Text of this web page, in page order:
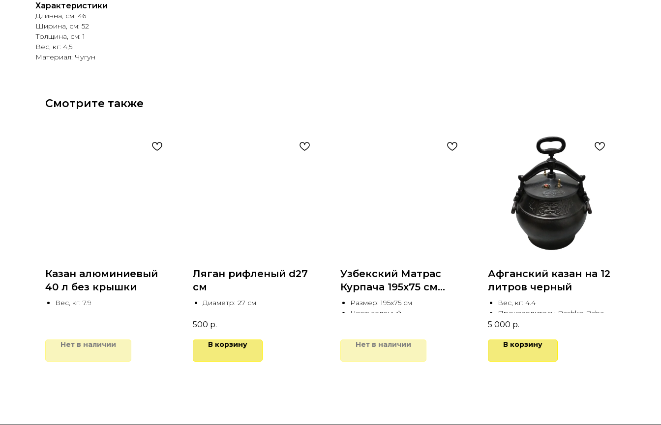
Характеристики
Длинна, см: 46
Ширина, см: 52
Толщина, см: 1
Вес, кг: 4,5
Материал: Чугун
Смотрите также
Казан алюминиевый
40 л без крышки
Вес, кг: 7.9
Нет в наличии
Ляган рифленый d27
см
Диаметр: 27 см
500 р.
В корзину
Узбекский Матрас
Курпача 195х75 см
зеленый
Размер: 195х75 см
Цвет: зеленый
Нет в наличии
Афганский казан на 12
литров черный
Вес, кг: 4.4
Производитель: Rashko Baba
Для компании из 7-10 человек
5 000 р.
В корзину